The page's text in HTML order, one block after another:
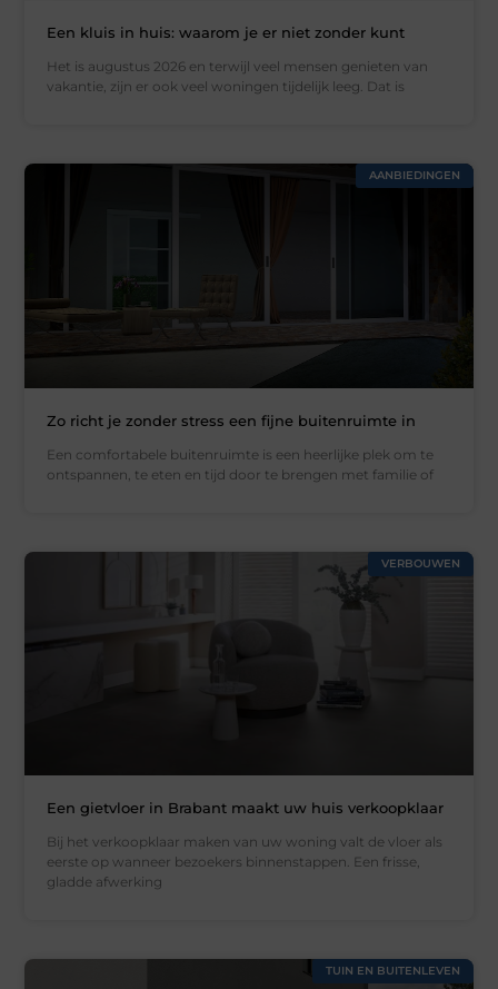
Een kluis in huis: waarom je er niet zonder kunt
Het is augustus 2026 en terwijl veel mensen genieten van
vakantie, zijn er ook veel woningen tijdelijk leeg. Dat is
AANBIEDINGEN
Zo richt je zonder stress een fijne buitenruimte in
Een comfortabele buitenruimte is een heerlijke plek om te
ontspannen, te eten en tijd door te brengen met familie of
VERBOUWEN
Een gietvloer in Brabant maakt uw huis verkoopklaar
Bij het verkoopklaar maken van uw woning valt de vloer als
eerste op wanneer bezoekers binnenstappen. Een frisse,
gladde afwerking
TUIN EN BUITENLEVEN